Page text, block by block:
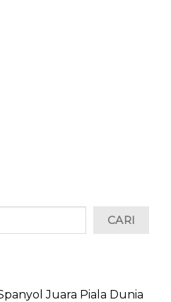
CARI
Juara Piala Dunia